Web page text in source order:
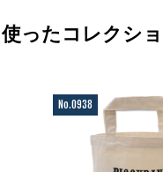
ったコレクシ
No.0938